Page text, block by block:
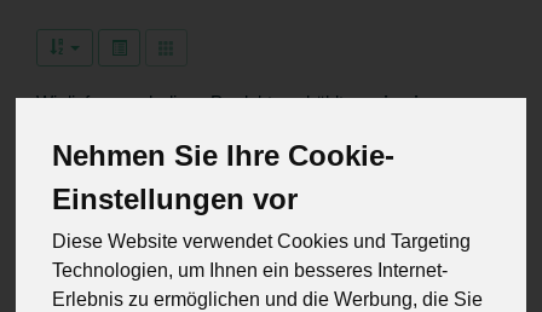
Nehmen Sie Ihre Cookie-
Einstellungen vor
Diese Website verwendet Cookies und Targeting
Technologien, um Ihnen ein besseres Internet-
Erlebnis zu ermöglichen und die Werbung, die Sie
Wir liefern euch diese Produkte gekühlt an -in einer